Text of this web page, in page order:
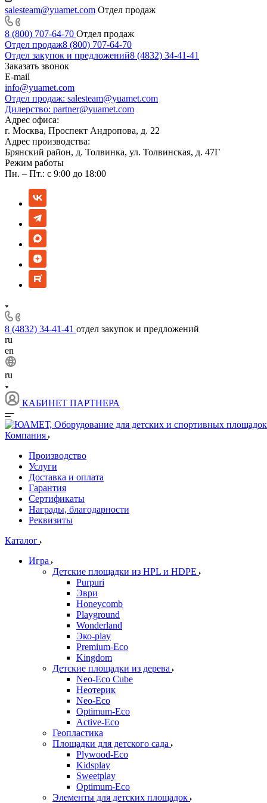
salesteam@yuamet.com Отдел продаж
8 (800) 707-64-70 Отдел продаж
Отдел продаж8 (800) 707-64-70
Отдел закупок и предложений8 (4832) 34-41-41
Заказать звонок
E-mail
info@yuamet.com
Отдел продаж: salesteam@yuamet.com
Дилерство: partner@yuamet.com
Адрес офиса:
г. Москва, Проспект Андропова, д. 22
Адрес производства:
Брянский район, д. Толвинка, ул. Толвинская, д. 47Г
Режим работы
Пн. – Пт.: с 9:00 до 18:00
8 (4832) 34-41-41 отдел закупок и предложений
ru
en
ru
КАБИНЕТ ПАРТНЕРА
Компания
Производство
Услуги
Доставка и оплата
Гарантия
Сертификаты
Награды, благодарности
Реквизиты
Каталог
Игра
Детские площадки из HPL и HDPE
Purpuri
Эври
Honeycomb
Playground
Wonderland
Эко-play
Premium-Eco
Kingdom
Детские площадки из дерева
Neo-Eco Cube
Неотерик
Neo-Eco
Оptimum-Еco
Active-Eco
Геопластика
Площадки для детского сада
Plywood-Eco
Kidsplay
Sweetplay
Оptimum-Еco
Элементы для детских площадок